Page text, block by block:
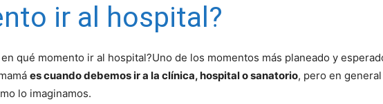
ir al hospital?
Uno de los momentos más planeado y
es cuando debemos ir a la clínica, hospital o sanatorio, pero en
lo imaginamos.